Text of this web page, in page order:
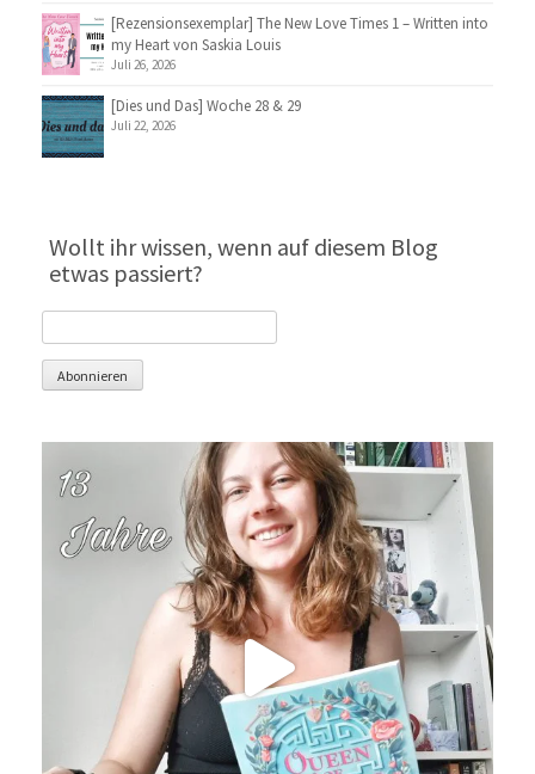
[Rezensionsexemplar] The New Love Times 1 – Written into
my Heart von Saskia Louis
Juli 26, 2026
[Dies und Das] Woche 28 & 29
Juli 22, 2026
Wollt ihr wissen, wenn auf diesem Blog
etwas passiert?